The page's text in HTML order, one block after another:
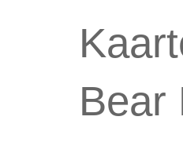
Bear